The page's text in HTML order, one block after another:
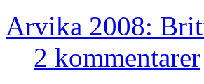
Arvika 2008:
2 kommentarer